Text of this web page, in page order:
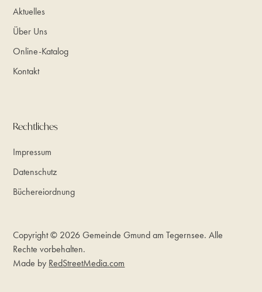
Aktuelles
Über Uns
Online-Katalog
Kontakt
Rechtliches
Impressum
Datenschutz
Büchereiordnung
Copyright © 2026 Gemeinde Gmund am Tegernsee. Alle
Rechte vorbehalten.
Made by RedStreetMedia.com